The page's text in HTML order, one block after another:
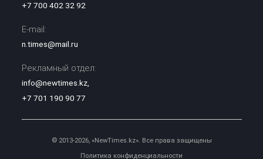
+7 700 402 32 92
E-mail:
n.times@mail.ru
Рекламный отдел:
info@newtimes.kz,
+7 701 190 90 77
© 2013-2026, «NewTimes.kz». Все права защищены
Политика конфиденциальности